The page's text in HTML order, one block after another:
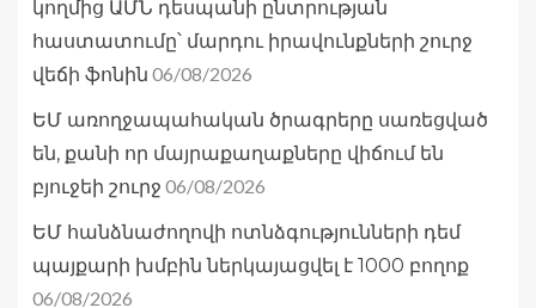
կողմից ԱՄՆ դեսպանի ընտրության
հաստատումը՝ մարդու իրավունքների շուրջ
վեճի ֆոնին 06/08/2026
ԵՄ առողջապահական ծրագրերը սառեցված
են, քանի որ մայրաքաղաքները վիճում են
բյուջեի շուրջ 06/08/2026
ԵՄ հանձնաժողովի ոտնձգությունների դեմ
պայքարի խմբին ներկայացվել է 1000 բողոք
06/08/2026